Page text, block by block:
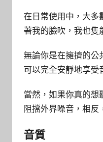
在日常使用中，大多
著我的臉吹，我也隻
無論你是在擁擠的公
可以完全安靜地享受
當然，如果你真的想
阻擋外界噪音，相反
音質